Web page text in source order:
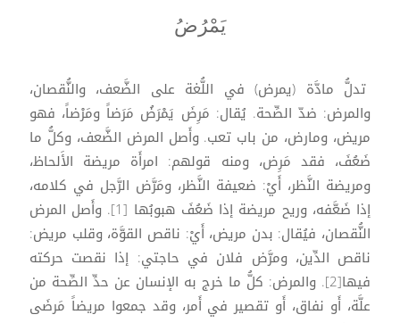
يَمْرُضُ
تدلُّ مادَّة (يمرض) في اللُّغة على الضَّعف، والنُّقصان،
والمرض: ضدّ الصِّحة. يُقال: مَرِضَ يَمْرَضُ مَرَضاً ومَرْضاً، فهو
مريض، ومارض، من باب تعب. وأَصل المرض الضَّعف، وكلُّ ما
ضَعُفَ، فقد مَرِض، ومنه قولهم: امرأَة مريضة الأَلحاظ،
ومريضة النَّظر، أَيْ: ضعيفة النَّظر، ومَرَّض الرَّجل في كلامه،
إذا ضَعَّفه، وريح مريضة إذا ضَعُفَ هبوبُها [1]. وأَصل المرض
النُّقصان، فيُقال: بدن مريض، أَيْ: ناقص القوَّة، وقلب مريض:
ناقص الدِّين، ومرَّض فلان في حاجتي: إذا نقصت حركته
فيها[2]. والمرض: كلُّ ما خرج به الإنسان عن حدِّ الصِّحة من
علَّة، أَو نفاق، أَو تقصير في أَمر، وقد جمعوا مريضاً مَرضَى